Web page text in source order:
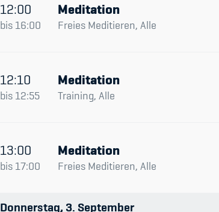
12:00
bis 16:00
Meditation
Freies Meditieren, Alle
12:10
bis 12:55
Meditation
Training, Alle
13:00
bis 17:00
Meditation
Freies Meditieren, Alle
Donnerstag 3 September